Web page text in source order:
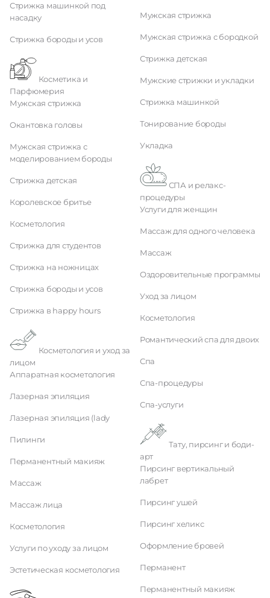
Стрижка машинкой под
насадку
Стрижка бороды и усов
Парфюмерия
Мужская стрижка
Окантовка головы
Мужская стрижка с
моделированием бороды
Стрижка детская
Королевское бритье
Косметология
Стрижка для студентов
Стрижка на ножницах
Стрижка бороды и усов
Стрижка в happy hours
лицом
Аппаратная косметология
Лазерная эпиляция
Лазерная эпиляция (lady
Пилинги
Перманентный макияж
Массаж
Массаж лица
Косметология
Услуги по уходу за лицом
Эстетическая косметология
Мужская стрижка
Мужская стрижка с бородкой
Стрижка детская
Мужские стрижки и укладки
Стрижка машинкой
Тонирование бороды
Укладка
процедуры
Услуги для женщин
Массаж для одного человека
Массаж
Оздоровительные программы
Уход за лицом
Косметология
Романтический спа для двоих
Спа
Спа-процедуры
Спа-услуги
арт
Пирсинг вертикальный
лабрет
Пирсинг ушей
Пирсинг хеликс
Оформление бровей
Перманент
Перманентный макияж